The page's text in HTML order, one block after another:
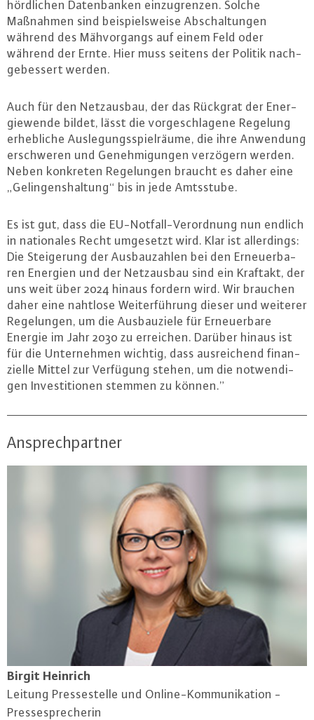
hörd­li­chen Da­ten­ban­ken ein­zu­gren­zen. Solche
Maßnahmen sind bei­spiels­wei­se Ab­schal­tun­gen
während des Mäh­vor­gangs auf einem Feld oder
während der Ernte. Hier muss seitens der Politik nach­
ge­bes­sert werden.
Auch für den Netz­aus­bau, der das Rückgrat der En­er­
gie­wen­de bildet, lässt die vor­ge­schla­ge­ne Regelung
er­heb­li­che Aus­le­gungs­spiel­räu­me, die ihre Anwendung
er­schwe­ren und Ge­neh­mi­gun­gen verzögern werden.
Neben konkreten Re­ge­lun­gen braucht es daher eine
„Ge­lin­gens­hal­tung“ bis in jede Amtsstube.
Es ist gut, dass die EU-Not­fall-Ver­ord­nung nun endlich
in na­tio­na­les Recht umgesetzt wird. Klar ist al­ler­dings:
Die Stei­ge­rung der Aus­bau­zah­len bei den Er­neu­er­ba­
ren Energien und der Netz­aus­bau sind ein Kraftakt, der
uns weit über 2024 hinaus fordern wird. Wir brauchen
daher eine nahtlose Wei­ter­füh­rung dieser und weiterer
Re­ge­lun­gen, um die Aus­bau­zie­le für Er­neu­er­ba­re
Energie im Jahr 2030 zu erreichen. Darüber hinaus ist
für die Un­ter­neh­men wichtig, dass aus­rei­chend fi­nan­
zi­el­le Mittel zur Verfügung stehen, um die not­wen­di­
gen In­ves­ti­tio­nen stemmen zu können.”
Ansprechpartner
Birgit Heinrich
Leitung Pres­se­stel­le und On­line-Kom­mu­ni­ka­ti­on -
Pres­se­spre­che­rin